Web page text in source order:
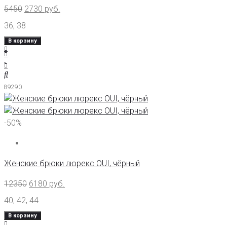
5450 2730 руб.
36, 38
В корзину
89290
-50%
Женские брюки люрекс OUI, чёрный
12350 6180 руб.
40, 42, 44
В корзину